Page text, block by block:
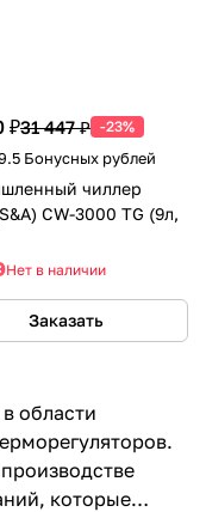
₽31 447 ₽ -23%
Бонусных рублей
чиллер
CW-3000 TG (9л,
Нет в наличии
Заказать
области
которые